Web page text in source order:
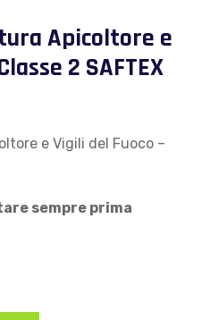
Apicoltore e
2 SAFTEX
e Vigili del Fuoco –
sempre prima